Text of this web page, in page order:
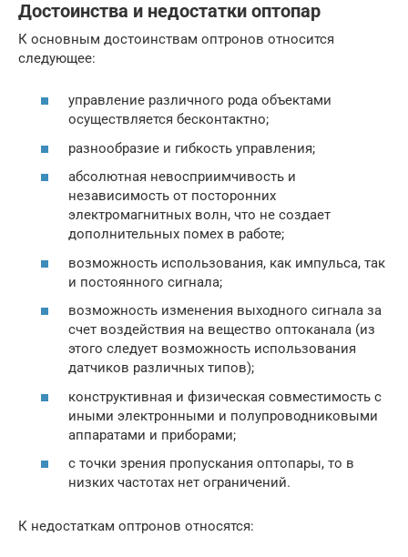
Достоинства и недостатки оптопар
К основным достоинствам оптронов относится
следующее:
управление различного рода объектами
осуществляется бесконтактно;
разнообразие и гибкость управления;
абсолютная невосприимчивость и
независимость от посторонних
электромагнитных волн, что не создает
дополнительных помех в работе;
возможность использования, как импульса, так
и постоянного сигнала;
возможность изменения выходного сигнала за
счет воздействия на вещество оптоканала (из
этого следует возможность использования
датчиков различных типов);
конструктивная и физическая совместимость с
иными электронными и полупроводниковыми
аппаратами и приборами;
с точки зрения пропускания оптопары, то в
низких частотах нет ограничений.
К недостаткам оптронов относятся: